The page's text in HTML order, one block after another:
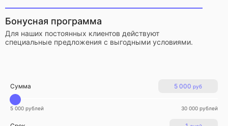
Бонусная программа
Для наших постоянных клиентов действуют
специальные предложения с выгодными условиями.
5 000 руб
Сумма
5 000 рублей 30 000 рублей